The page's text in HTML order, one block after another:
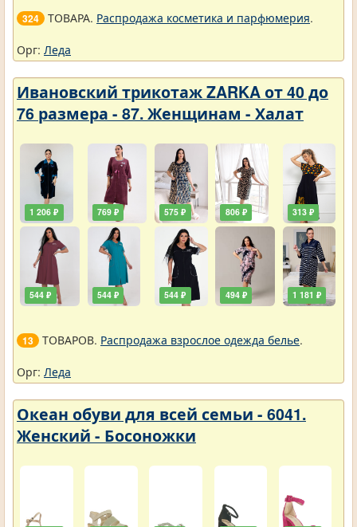
324 ТОВАРА. Распродажа косметика и парфюмерия.
Орг: Леда
Ивановский трикотаж ZARKA от 40 до
76 размера - 87. Женщинам - Халат
1 206 ₽
544 ₽
769 ₽
544 ₽
575 ₽
544 ₽
806 ₽
494 ₽
313 ₽
1 181 ₽
13 ТОВАРОВ. Распродажа взрослое одежда белье.
Орг: Леда
Океан обуви для всей семьи - 6041.
Женский - Босоножки